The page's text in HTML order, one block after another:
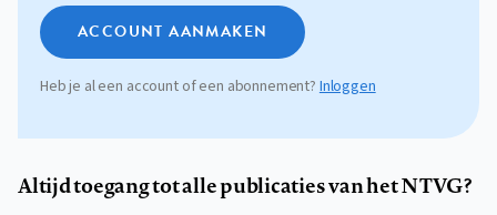
ACCOUNT AANMAKEN
Heb je al een account of een abonnement? Inloggen
Altijd toegang tot alle publicaties van het NTVG?